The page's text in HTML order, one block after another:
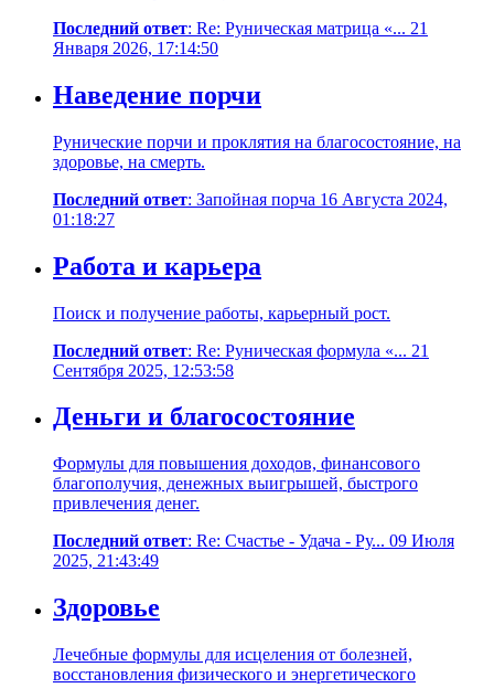
Последний ответ: Re: Руническая матрица «... 21
Января 2026, 17:14:50
Наведение порчи
Рунические порчи и проклятия на благосостояние, на
здоровье, на смерть.
Последний ответ: Запойная порча 16 Августа 2024,
01:18:27
Работа и карьера
Поиск и получение работы, карьерный рост.
Последний ответ: Re: Руническая формула «... 21
Сентября 2025, 12:53:58
Деньги и благосостояние
Формулы для повышения доходов, финансового
благополучия, денежных выигрышей, быстрого
привлечения денег.
Последний ответ: Re: Счастье - Удача - Ру... 09 Июля
2025, 21:43:49
Здоровье
Лечебные формулы для исцеления от болезней,
восстановления физического и энергетического